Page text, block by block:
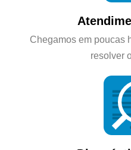
Chegamos em poucas
resolver